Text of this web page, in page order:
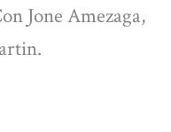
Jone Amezaga,